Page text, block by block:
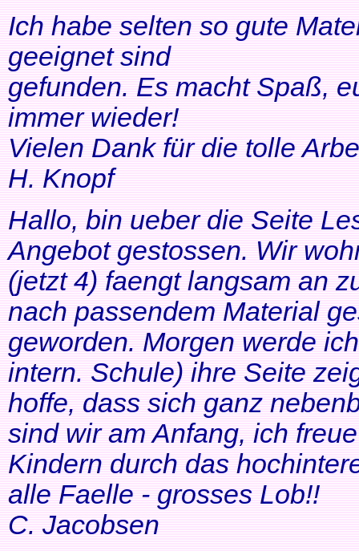
Ich habe selten so gute
geeignet sind
gefunden. Es macht Spaß,
immer wieder!
Vielen Dank für die tolle
H. Knopf
Hallo, bin ueber die Seite
Angebot gestossen. Wir
(jetzt 4) faengt langsam an
nach passendem Material
geworden. Morgen werde
intern. Schule) ihre Seite
hoffe, dass sich ganz
sind wir am Anfang, ich
Kindern durch das
alle Faelle - grosses Lob!!
C. Jacobsen